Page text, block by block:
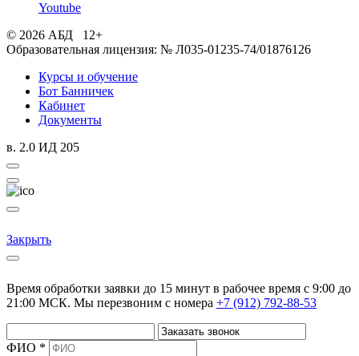
Youtube
© 2026 АБД 12+
Образовательная лицензия: № Л035-01235-74/01876126
Курсы и обучение
Бот Банничек
Кабинет
Документы
в. 2.0 ИД 205
Закрыть
Время обработки заявки до 15 минут в рабочее время c 9:00 до
21:00 МСК. Мы перезвоним с номера +7 (912) 792-88-53
ФИО *